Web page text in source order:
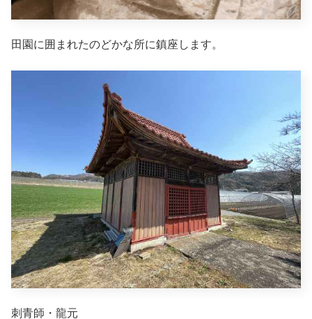
田園に囲まれたのどかな所に鎮座します。
刺青師・龍元